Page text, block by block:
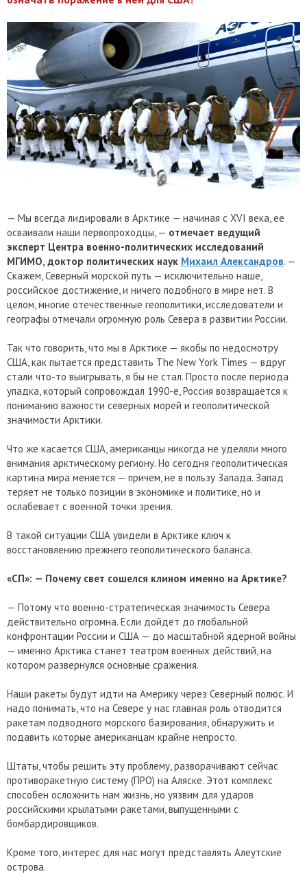
— Мы всегда лидировали в Арктике — начиная с XVI века, ее
осваивали наши первопроходцы, — отмечает ведущий
эксперт Центра военно-политических исследований
МГИМО, доктор политических наук Михаил Александров. —
Скажем, Северный морской путь — исключительно наше,
российское достижение, и ничего подобного в мире нет. В
целом, многие отечественные геополитики, исследователи и
географы отмечали огромную роль Севера в развитии России.
Так что говорить, что мы в Арктике — якобы по недосмотру
США, как пытается представить The New York Times — вдруг
стали что-то выигрывать, я бы не стал. Просто после периода
упадка, который сопровождал 1990-е, Россия возвращается к
пониманию важности северных морей и геополитической
значимости Арктики.
Что же касается США, американцы никогда не уделяли много
внимания арктическому региону. Но сегодня геополитическая
картина мира меняется — причем, не в пользу Запада. Запад
теряет не только позиции в экономике и политике, но и
ослабевает с военной точки зрения.
В такой ситуации США увидели в Арктике ключ к
восстановлению прежнего геополитического баланса.
«СП»: — Почему свет сошелся клином именно на Арктике?
— Потому что военно-стратегическая значимость Севера
действительно огромна. Если дойдет до глобальной
конфронтации России и США — до масштабной ядерной войны
— именно Арктика станет театром военных действий, на
котором развернулся основные сражения.
Наши ракеты будут идти на Америку через Северный полюс. И
надо понимать, что на Севере у нас главная роль отводится
ракетам подводного морского базирования, обнаружить и
подавить которые американцам крайне непросто.
Штаты, чтобы решить эту проблему, разворачивают сейчас
противоракетную систему (ПРО) на Аляске. Этот комплекс
способен осложнить нам жизнь, но уязвим для ударов
российскими крылатыми ракетами, выпущенными с
бомбардировщиков.
Кроме того, интерес для нас могут представлять Алеутские
острова.